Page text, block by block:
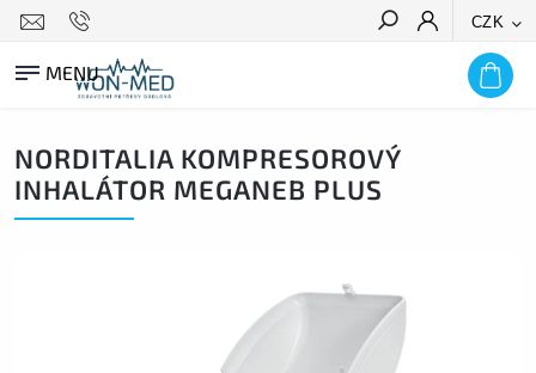
CZK
HLEDAT
NORDITALIA KOMPRESOROVÝ
INHALÁTOR MEGANEB PLUS